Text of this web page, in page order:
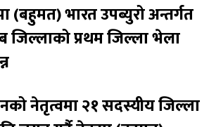
(बहुमत) भारत उपब्युरो अन्तर्गत
जिल्लाको प्रथम जिल्ला भेला
नेतृत्वमा २१ सदस्यीय जिल्ला